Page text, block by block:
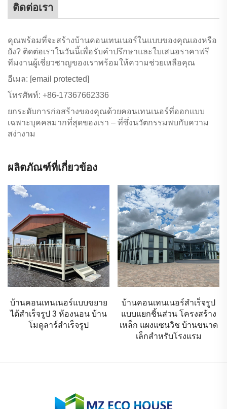
ติดต่อเรา
คุณพร้อมที่จะสร้างบ้านคอนเทนเนอร์ในแบบของคุณเองหรือ
ยัง? ติดต่อเราในวันนี้เพื่อรับคำปรึกษาและใบเสนอราคาฟรี
ทีมงานผู้เชี่ยวชาญของเราพร้อมให้ความช่วยเหลือคุณ
อีเมล: [email protected]
โทรศัพท์: +86-17367662336
ยกระดับการก่อสร้างของคุณด้วยคอนเทนเนอร์ที่ออกแบบ
เฉพาะบุคคลมากที่สุดของเรา – ที่ซึ่งนวัตกรรมพบกับความ
สง่างาม
ผลิตภัณฑ์ที่เกี่ยวข้อง
บ้านคอนเทนเนอร์สำเร็จรูป
แบบแยกชิ้นส่วน โครงสร้าง
เหล็ก แผงแซนวิช บ้านขนาด
บ้านคอนเทนเนอร์สำเร็จรูป
แบบถอดแยกได้ บ้านขนาด
เล็กแบบหรู สถานีชาร์จ
คอนเทนเนอร์แบบโมดูลาร์